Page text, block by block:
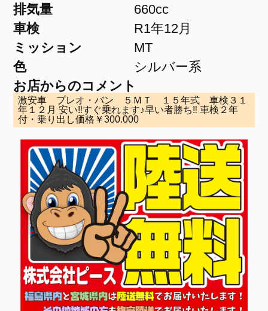
排気量
660cc
車検
R1年12月
ミッション
MT
色
シルバー系
お店からのコメント
激安車 プレオ・バン ５ＭＴ １５年式 車検３１
年１２月 安い‼すぐ乗れます♪早い者勝ち‼ 車検２年
付・乗り出し価格￥300.000